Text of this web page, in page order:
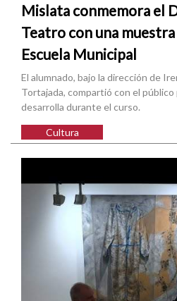
Mislata conmemora el
Teatro con una muestra
Escuela Municipal
El alumnado, bajo la dirección de
Tortajada, compartió con el
desarrolla durante el curso.
Cultura